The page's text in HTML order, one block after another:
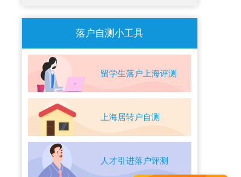
落户自测小工具
留学生落户上海评测
上海居转户自测
人才引进落户评测